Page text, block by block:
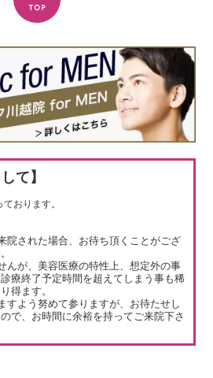
て】
おります。
院された場合、お待ち頂くことがござ
んが、美容医療の特性上、想定外の事
療終了予定時間を超えてしまう事も稀
得ます。
すよう努めて参りますが、お待たせし
で、お時間に余裕を持ってご来院下さ